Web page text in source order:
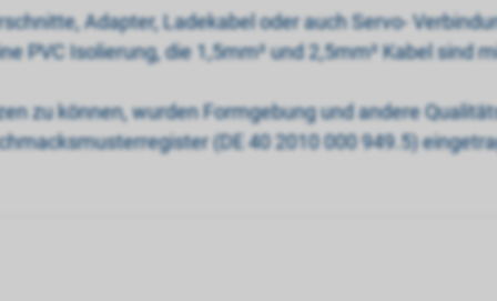
Adapter, Ladekabel oder auch Servo-
PVC Isolierung, die 1,5mm² und 2,5mm² Kabel sind
zu können, wurden Formgebung und andere
(DE 40 2010 000 949.5)